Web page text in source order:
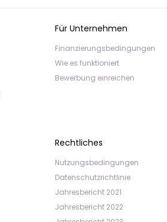
Für Unternehmen
Finanzierungsbedingungen
Wie es funktioniert
Bewerbung einreichen
Rechtliches
Nutzungsbedingungen
Datenschutzrichtlinie
Jahresbericht 2021
Jahresbericht 2022